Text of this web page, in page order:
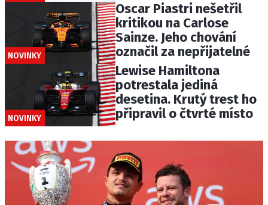
NOVINKY
Oscar Piastri nešetřil
kritikou na Carlose
Sainze. Jeho chování
označil za nepřijatelné
NOVINKY
Lewise Hamiltona
potrestala jediná
desetina. Krutý trest ho
připravil o čtvrté místo